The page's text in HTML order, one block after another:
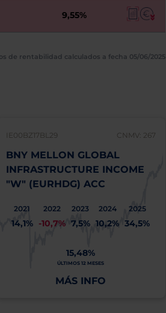
9,55%
de rentabilidad calculados a fecha 05/06/2025
IE00BZ17BL29 CNMV: 267
BNY MELLON GLOBAL
INFRASTRUCTURE INCOME
"W" (EURHDG) ACC
2021
14,1%
2022
-10,7%
2023
7,5%
2024
10,2%
2025
34,5%
15,48%
ÚLTIMOS 12 MESES
MÁS INFO